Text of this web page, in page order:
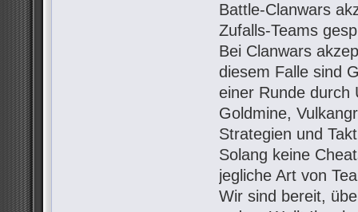
Battle-Clanwars
Zufalls-Teams
Bei Clanwars
diesem Falle sind
einer Runde durch
Goldmine,
Strategien und
Solang keine
jegliche Art von
Wir sind bereit,